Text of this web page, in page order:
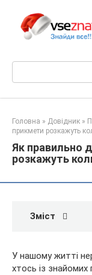
вмісту
Головна » Довідник »
прикмети розкажуть
Як правильно
розкажуть
Зміст
У нашому житті
хтось із